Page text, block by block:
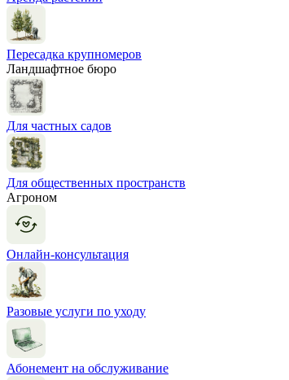
Пересадка крупномеров
Ландшафтное бюро
Для частных садов
Для общественных пространств
Агроном
Онлайн-консультация
Разовые услуги по уходу
Абонемент на обслуживание